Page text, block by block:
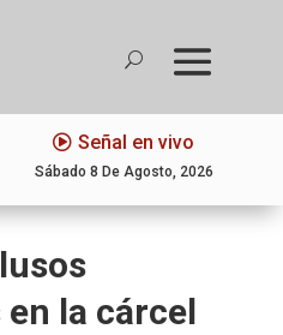
Señal en vivo
Sábado 8 De Agosto, 2026
la cárcel